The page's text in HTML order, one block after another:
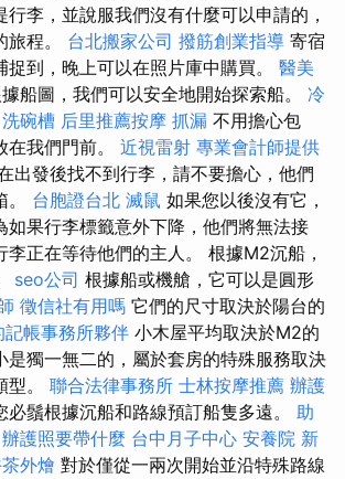
李，並說服我們沒有什麼可以申請的，
旅程。 台北搬家公司 撥筋創業指導 寄宿
捉到，晚上可以在照片庫中購買。 醫美
船圖，我們可以安全地開始探索船。 冷
洗碗槽 后里推薦按摩 抓漏 不用擔心包
我們門前。 近視雷射 專業會計師提供
出發後找不到行李，請不要擔心，他們
。 台胞證台北 滅鼠 如果您以後沒有它，
如果行李標籤意外下降，他們將無法接
李正在等待他們的主人。 根據M2沉船，
seo公司 根據船或機艙，它可以是圓形
徵信社有用嗎 它們的尺寸取決於陽台的
記帳事務所夥伴 小木屋平均取決於M2的
是獨一無二的，屬於套房的特殊服務取決
型。 聯合法律事務所 士林按摩推薦 辦護
必鬚根據沉船和路線預訂船隻多遠。 助
辦護照要帶什麼 台中月子中心 安養院 新
外燴 對於僅從一兩次開始並沿特殊路線